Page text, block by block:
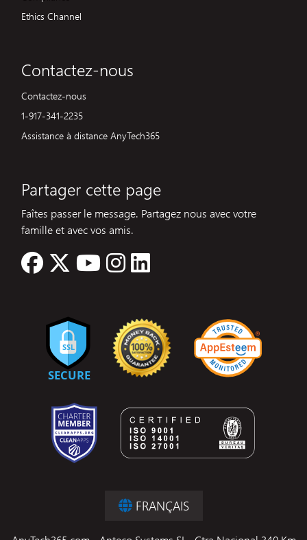
Ethics Channel
Contactez-nous
Contactez-nous
1-917-341-2235
Assistance à distance AnyTech365
Partager cette page
Faîtes passer le message. Partagez nous avec votre
famille et avec vos amis.
FRANÇAIS